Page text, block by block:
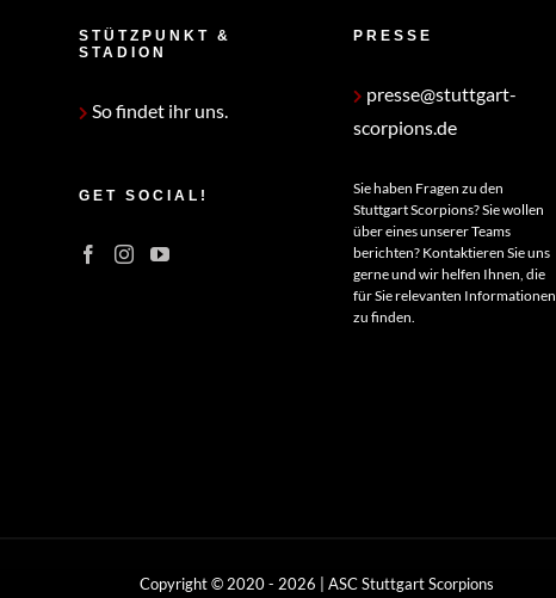
STÜTZPUNKT &
STADION
So findet ihr uns.
GET SOCIAL!
PRESSE
presse@stuttgart-
scorpions.de
Sie haben Fragen zu den
Stuttgart Scorpions? Sie wollen
über eines unserer Teams
berichten? Kontaktieren Sie uns
gerne und wir helfen Ihnen, die
für Sie relevanten Informationen
zu finden.
Copyright © 2020 -2026 | ASC Stuttgart Scorpions